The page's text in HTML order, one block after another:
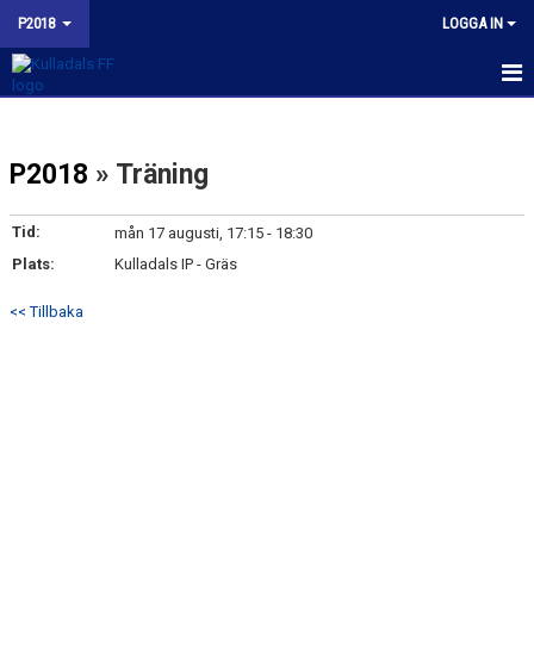
P2018 LOGGA IN
NYHETER
KALENDER
MATCHER
P2018 » Träning
Tid:
mån 17 augusti, 17:15 - 18:30
Plats:
Kulladals IP - Gräs
<< Tillbaka